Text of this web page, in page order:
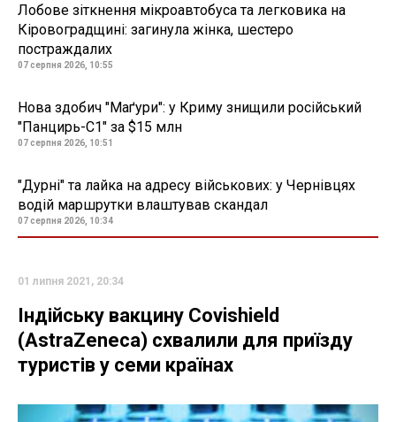
Лобове зіткнення мікроавтобуса та легковика на
Кіровоградщині: загинула жінка, шестеро
постраждалих
07 серпня 2026, 10:55
Нова здобич "Маґури": у Криму знищили російський
"Панцирь-С1" за $15 млн
07 серпня 2026, 10:51
"Дурні" та лайка на адресу військових: у Чернівцях
водій маршрутки влаштував скандал
07 серпня 2026, 10:34
01 липня 2021, 20:34
Індійську вакцину Covishield
(AstraZeneca) схвалили для приїзду
туристів у семи країнах